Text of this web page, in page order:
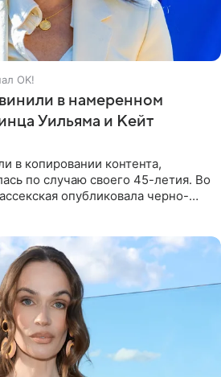
OK!
в намеренном
Уильяма и Кейт
в копировании контента,
по случаю своего 45-летия. Во
опубликовала черно-